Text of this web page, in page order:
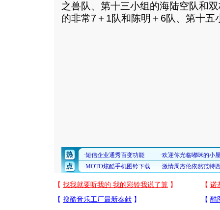
之兽队、第十三小组的海陆空队和
的非常7＋1队和陈明＋6队、第十五